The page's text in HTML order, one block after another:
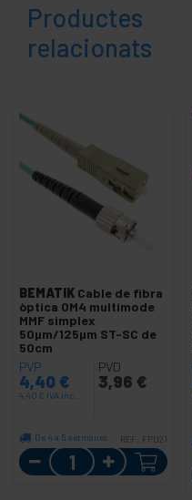
Productes
relacionats
BEMATIK Cable de fibra
òptica OM4 multimode
MMF simplex
50µm/125µm ST-SC de
50cm
PVP
4,40 €
4,40 € IVA inc.
PVD
3,96 €
De 4 a 5 setmanes REF: FP021
Quantitat